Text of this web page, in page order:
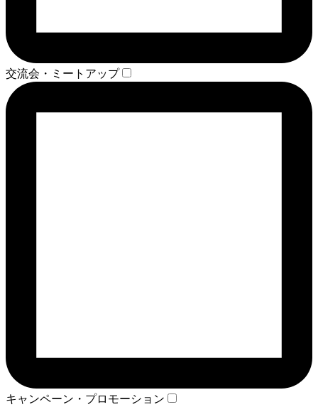
交流会・ミートアップ
キャンペーン・プロモーション